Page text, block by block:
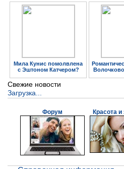
Мила Кунис помолвлена
с Эштоном Катчером?
Свежие новости
Загрузка...
Форум Красота